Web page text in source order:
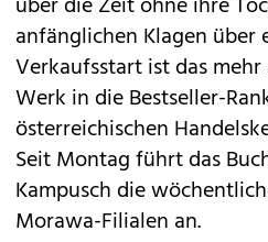
anfänglichen Klagen über
Verkaufsstart ist das
Werk in die Bestseller-
österreichischen
Seit Montag führt das
Kampusch die
Morawa-Filialen an.